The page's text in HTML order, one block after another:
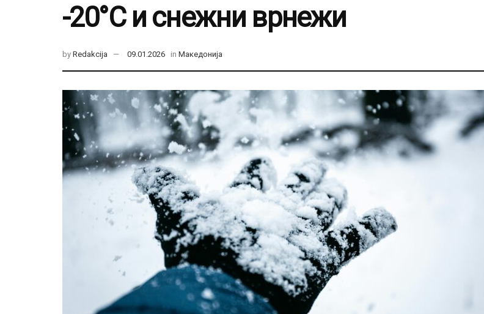
-20°C и снежни врнежи
by Redakcija 09.01.2026 in Македонија